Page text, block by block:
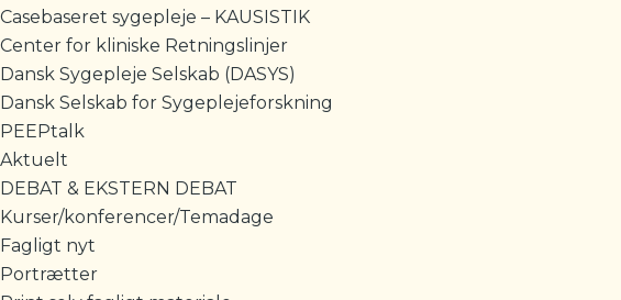
Casebaseret sygepleje – KAUSISTIK
Center for kliniske Retningslinjer
Dansk Sygepleje Selskab (DASYS)
Dansk Selskab for Sygeplejeforskning
PEEPtalk
Aktuelt
DEBAT & EKSTERN DEBAT
Kurser/konferencer/Temadage
Fagligt nyt
Portrætter